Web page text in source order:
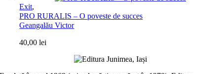
Exit,
PRO RURALIS – O poveste de succes
Geangalău Victor
40,00lei